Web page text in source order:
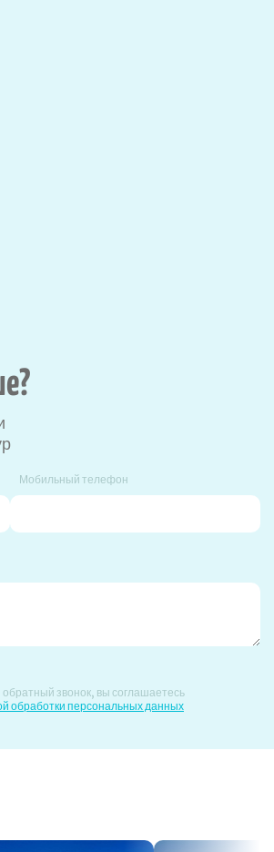
Мобильный телефон
обратный звонок, вы соглашаетесь
обработки персональных данных